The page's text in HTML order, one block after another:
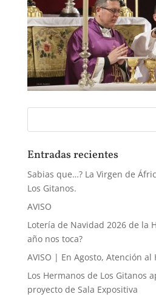
Entradas recientes
Sabias que…? La Virgen de
Los Gitanos.
AVISO
Lotería de Navidad 2026 de la
año nos toca?
AVISO | En Agosto, Atención
Los Hermanos de Los Gitanos
proyecto de Sala Expositiva